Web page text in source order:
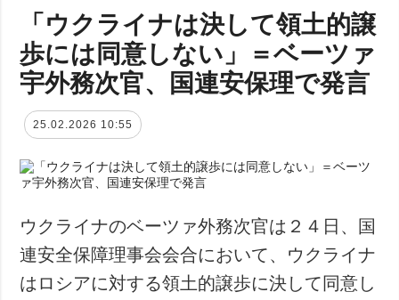
「ウクライナは決して領土的譲
歩には同意しない」＝ベーツァ
宇外務次官、国連安保理で発言
25.02.2026 10:55
ウクライナのベーツァ外務次官は２４日、国
連安全保障理事会会合において、ウクライナ
はロシアに対する領土的譲歩に決して同意し